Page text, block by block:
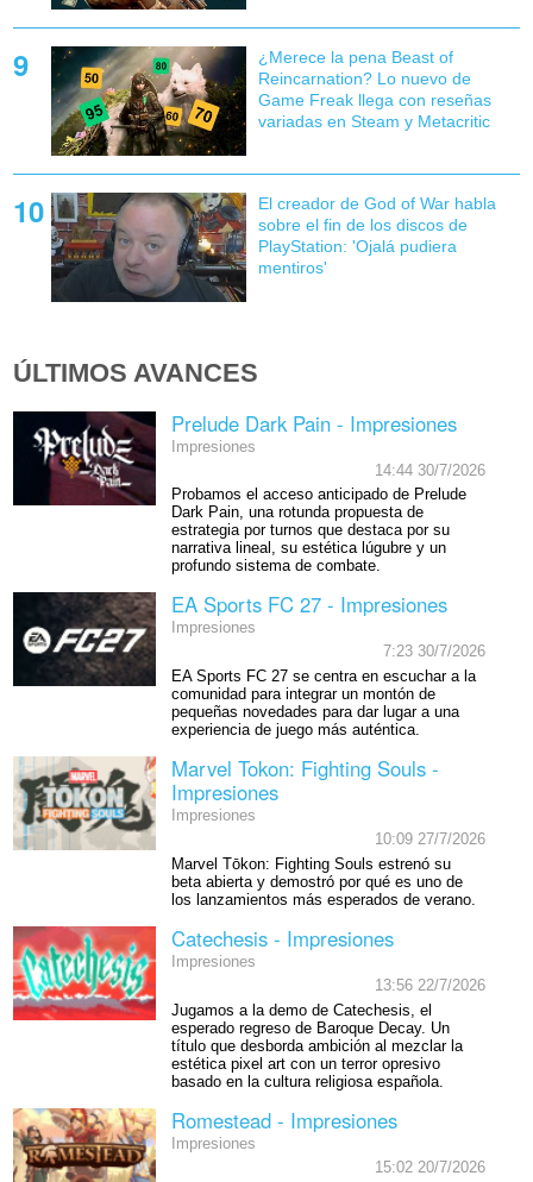
¿Merece la pena Beast of
Reincarnation? Lo nuevo de
Game Freak llega con reseñas
variadas en Steam y Metacritic
El creador de God of War habla
sobre el fin de los discos de
PlayStation: 'Ojalá pudiera
mentiros'
ÚLTIMOS AVANCES
Prelude Dark Pain - Impresiones
Impresiones
14:44 30/7/2026
Probamos el acceso anticipado de Prelude
Dark Pain, una rotunda propuesta de
estrategia por turnos que destaca por su
narrativa lineal, su estética lúgubre y un
profundo sistema de combate.
EA Sports FC 27 - Impresiones
Impresiones
7:23 30/7/2026
EA Sports FC 27 se centra en escuchar a la
comunidad para integrar un montón de
pequeñas novedades para dar lugar a una
experiencia de juego más auténtica.
Marvel Tokon: Fighting Souls -
Impresiones
Impresiones
10:09 27/7/2026
Marvel Tōkon: Fighting Souls estrenó su
beta abierta y demostró por qué es uno de
los lanzamientos más esperados de verano.
Catechesis - Impresiones
Impresiones
13:56 22/7/2026
Jugamos a la demo de Catechesis, el
esperado regreso de Baroque Decay. Un
título que desborda ambición al mezclar la
estética pixel art con un terror opresivo
basado en la cultura religiosa española.
Romestead - Impresiones
Impresiones
15:02 20/7/2026